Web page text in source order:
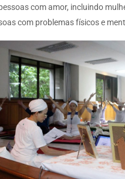
com amor, incluindo
com problemas físicos e